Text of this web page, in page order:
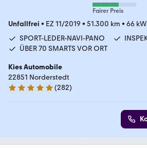
Fairer Preis
Unfallfrei • EZ 11/2019 • 51.300 km • 66
SPORT-LEDER-NAVI-PANO
ÜBER 70 SMARTS VOR ORT
Kies Automobile
22851 Norderstedt
4.8 Sterne
(282)